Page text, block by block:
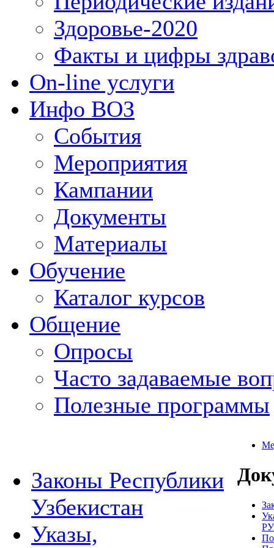
Здоровье-2020
Факты и цифры
On-line услуги
Инфо ВОЗ
События
Мероприятия
Кампании
Документы
Материалы
Обучение
Каталог курсов
Общение
Опросы
Часто задаваемые
Полезные программы
Законы Республики
Узбекистан
Указы,